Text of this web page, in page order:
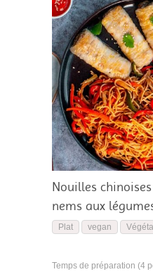
Nouilles
nems aux
Plat vegan
Temps de préparation (4